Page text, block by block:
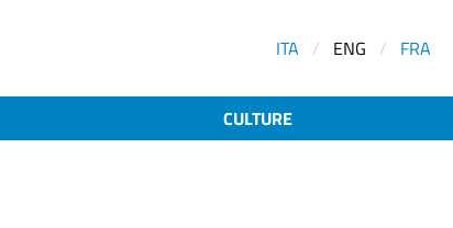
ITA / ENG / FRA
CULTURE